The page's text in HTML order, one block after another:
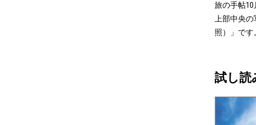
旅の手帖10
上部中央の
照）」です
試し読